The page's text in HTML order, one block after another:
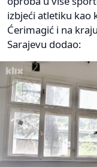
izbjeći atletiku kao
Ćerimagić i na
Sarajevu dodao: